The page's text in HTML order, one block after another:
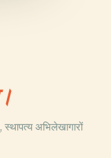
अभिलेखागारों